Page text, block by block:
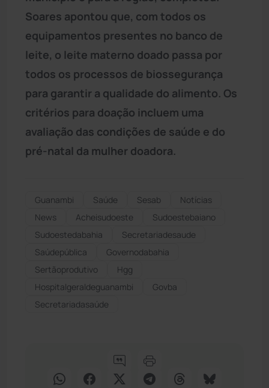
Soares apontou que, com todos os
equipamentos presentes no banco de
leite, o leite materno doado passa por
todos os processos de biossegurança
para garantir a qualidade do alimento. Os
critérios para doação incluem uma
avaliação das condições de saúde e do
pré-natal da mulher doadora.
Guanambi Saúde Sesab
Notícias
News
Acheisudoeste
Sudoestebaiano
Sudoestedabahia
secretariadesaude
Saúdepública
Governodabahia
Sertãoprodutivo
Hgg
Hospitalgeraldeguanambi
Govba
Secretariadasaúde